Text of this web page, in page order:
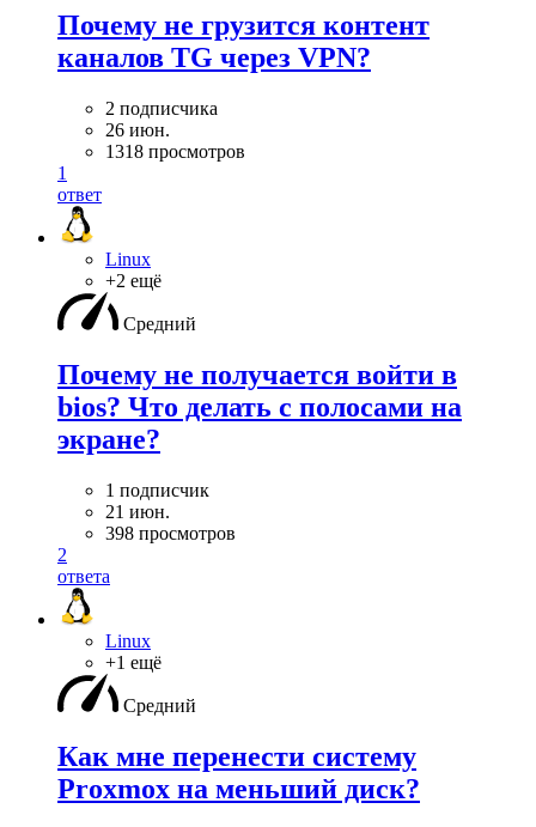
Почему не грузится контент
каналов TG через VPN?
2 подписчика
26 июн.
1318 просмотров
1
ответ
Linux
+2 ещё
Средний
Почему не получается войти в
bios? Что делать с полосами на
экране?
1 подписчик
21 июн.
398 просмотров
2
ответа
Linux
+1 ещё
Средний
Как мне перенести систему
Proxmox на меньший диск?